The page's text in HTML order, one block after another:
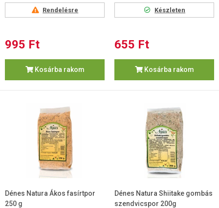
Rendelésre
995 Ft
Kosárba rakom
Készleten
655 Ft
Kosárba rakom
Dénes Natura Ákos fasírtpor
250 g
Dénes Natura Shiitake gombás
szendvicspor 200g